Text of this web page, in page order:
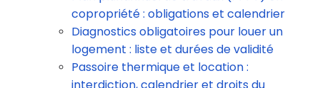
copropriété : obligations et calendrier
Diagnostics obligatoires pour louer un
logement : liste et durées de validité
Passoire thermique et location :